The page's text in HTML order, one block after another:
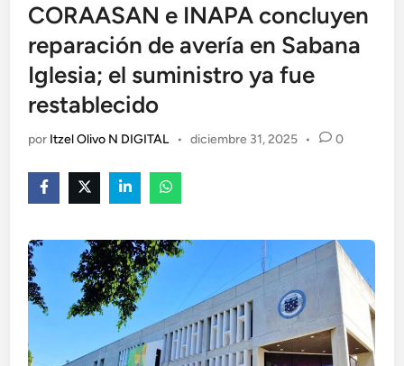
CORAASAN e INAPA concluyen
reparación de avería en Sabana
Iglesia; el suministro ya fue
restablecido
por Itzel Olivo N DIGITAL • diciembre 31, 2025 • 0